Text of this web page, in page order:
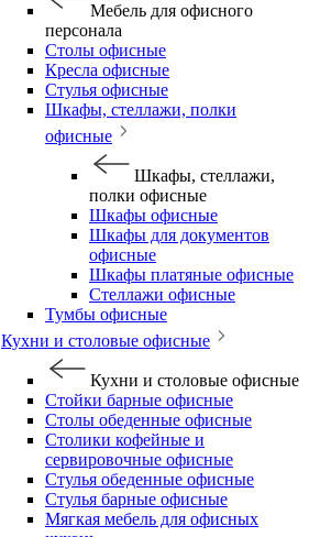
Мебель для офисного
персонала
Столы офисные
Кресла офисные
Стулья офисные
Шкафы, стеллажи, полки
офисные
Шкафы, стеллажи,
полки офисные
Шкафы офисные
Шкафы для документов
офисные
Шкафы платяные офисные
Стеллажи офисные
Тумбы офисные
Кухни и столовые офисные
Кухни и столовые офисные
Стойки барные офисные
Столы обеденные офисные
Столики кофейные и
сервировочные офисные
Стулья обеденные офисные
Стулья барные офисные
Мягкая мебель для офисных